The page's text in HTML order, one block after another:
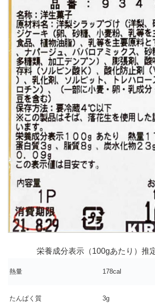
栄養成分表示（100gあたり）推
熱量 178cal
たんぱく質 3g